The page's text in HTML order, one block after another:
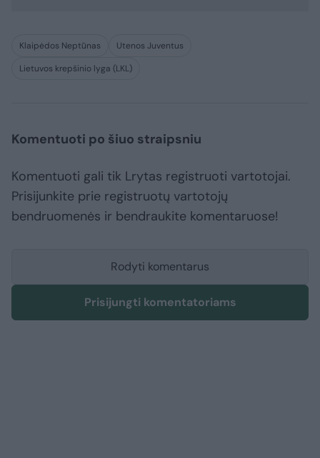
Klaipėdos Neptūnas
Utenos Juventus
Lietuvos krepšinio lyga (LKL)
Komentuoti po šiuo straipsniu
Komentuoti gali tik Lrytas registruoti vartotojai.
Prisijunkite prie registruotų vartotojų
bendruomenės ir bendraukite komentaruose!
Rodyti komentarus
Prisijungti komentatoriams